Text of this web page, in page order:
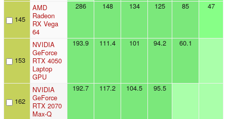
145
AMD
Radeon
RX Vega
64
286 148 134 125 85 47
153
NVIDIA
GeForce
RTX 4050
Laptop
GPU
193.9 111.4 101 94.2 60.1
162
NVIDIA
GeForce
RTX 2070
Max-Q
192.7 117.2 104.5 95.5